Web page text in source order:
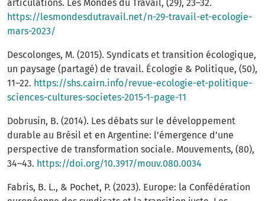
articulations. Les Mondes du Travail, (29), 23–32.
https://lesmondesdutravail.net/n-29-travail-et-ecologie-
mars-2023/
Descolonges, M. (2015). Syndicats et transition écologique,
un paysage (partagé) de travail. Écologie & Politique, (50),
11–22. https://shs.cairn.info/revue-ecologie-et-politique-
sciences-cultures-societes-2015-1-page-11
Dobrusin, B. (2014). Les débats sur le développement
durable au Brésil et en Argentine: l’émergence d’une
perspective de transformation sociale. Mouvements, (80),
34–43. https://doi.org/10.3917/mouv.080.0034
Fabris, B. L., & Pochet, P. (2023). Europe: la Confédération